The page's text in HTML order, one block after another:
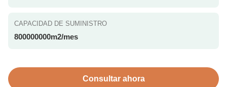
CAPACIDAD DE SUMINISTRO
800000000m2/mes
Consultar ahora